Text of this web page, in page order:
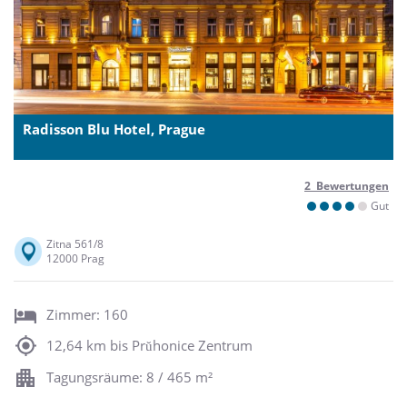
Radisson Blu Hotel, Prague
2 Bewertungen
Gut
Zitna 561/8
12000 Prag
Zimmer: 160
12,64 km bis Prŭhonice Zentrum
Tagungsräume: 8 / 465 m²